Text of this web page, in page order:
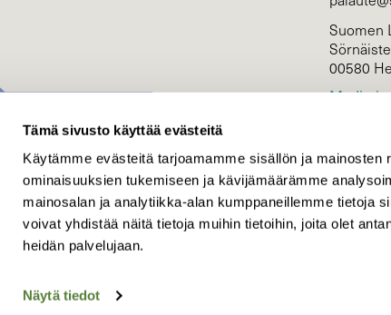
Tämä sivusto käyttää evästeitä
Käytämme evästeitä tarjoamamme sisällön ja mainosten
ominaisuuksien tukemiseen ja kävijämäärämme
mainosalan ja analytiikka-alan kumppaneillemme tietoja
voivat yhdistää näitä tietoja muihin tietoihin, joita olet
heidän palvelujaan.
Näytä tiedot
Suomen
00580